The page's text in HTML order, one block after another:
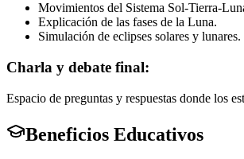
Movimientos del Sistema Sol-Tierra-
Explicación de las fases de la Luna.
Simulación de eclipses solares y lunares.
Charla y debate final:
Espacio de preguntas y respuestas donde los
Beneficios Educativos